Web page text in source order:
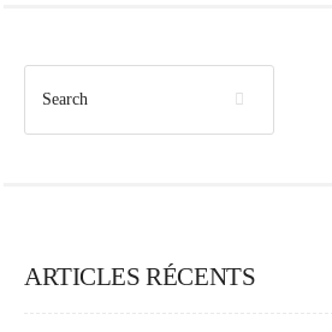
ARTICLES RÉCENTS